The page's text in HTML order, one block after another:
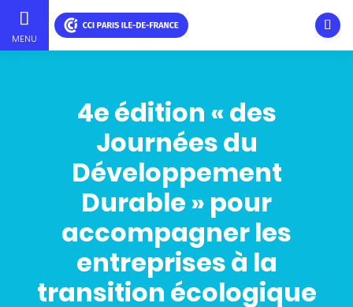
MENU
4e édition « des
Journées du
Développement
Durable » pour
accompagner les
entreprises à la
transition écologique